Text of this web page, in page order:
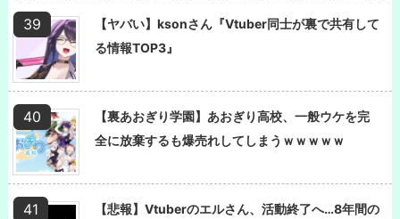
【ヤバい】ksonさん『Vtuber同士が裏で共有して
る情報TOP3』
【裏あおぎり学園】あおぎり高校、一般ウケを完
全に放棄するも爆売れしてしまうｗｗｗｗｗ
【悲報】Vtuberのエルさん、活動終了へ…8年間の